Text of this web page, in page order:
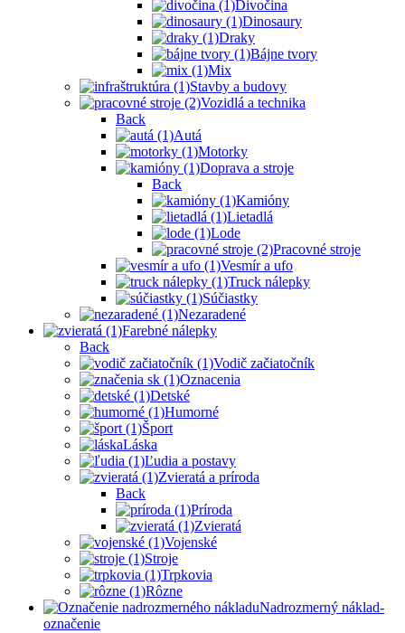
Divočina
Dinosaury
Draky
Bájne tvory
Mix
Stavby a budovy
Vozidlá a technika
Back
Autá
Motorky
Doprava a stroje
Back
Kamióny
Lietadlá
Lode
Pracovné stroje
Vesmír a ufo
Truck nálepky
Súčiastky
Nezaradené
Farebné nálepky
Back
Vodič začiatočník
Oznacenia
Detské
Humorné
Šport
Láska
Ľudia a postavy
Zvieratá a príroda
Back
Príroda
Zvieratá
Vojenské
Stroje
Trpkovia
Rôzne
Nadrozmerný náklad-
označenie